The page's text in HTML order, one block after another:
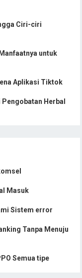
Ciri-ciri
untuk
Aplikasi Tiktok
Herbal
Masuk
Sistem error
Tanpa Menuju
Semua tipe